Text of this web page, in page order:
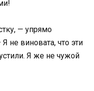
— упрямо
не виновата, что эти
Я же не чужой